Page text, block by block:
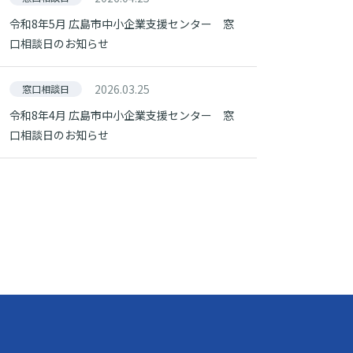
令和8年5月 広島市中小企業支援センター 窓
口相談日のお知らせ
窓口相談日
2026.03.25
令和8年4月 広島市中小企業支援センター 窓
口相談日のお知らせ